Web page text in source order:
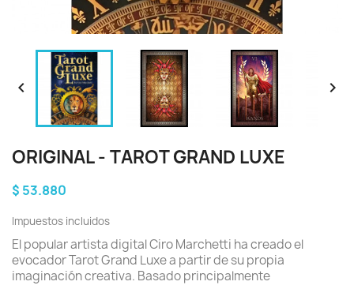
 
ORIGINAL - TAROT GRAND LUXE
$ 53.880
Impuestos incluidos
El popular artista digital Ciro Marchetti ha creado el
evocador Tarot Grand Luxe a partir de su propia
imaginación creativa. Basado principalmente